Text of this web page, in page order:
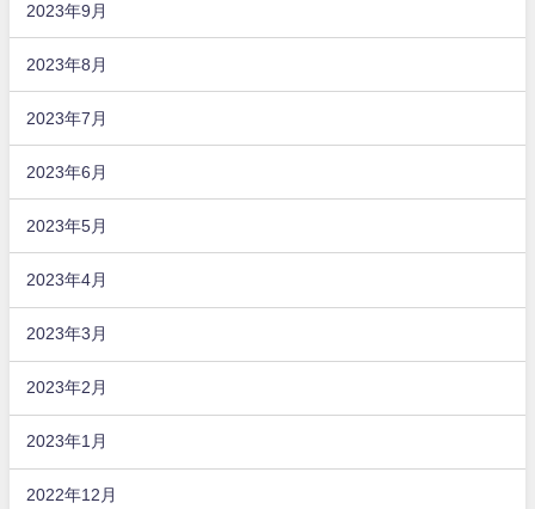
2023年9月
2023年8月
2023年7月
2023年6月
2023年5月
2023年4月
2023年3月
2023年2月
2023年1月
2022年12月